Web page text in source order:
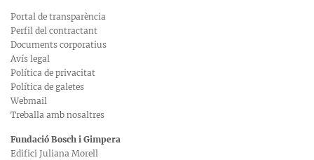
Portal de transparència
Perfil del contractant
Documents corporatius
Avís legal
Política de privacitat
Política de galetes
Webmail
Treballa amb nosaltres
Fundació Bosch i Gimpera
Edifici Juliana Morell